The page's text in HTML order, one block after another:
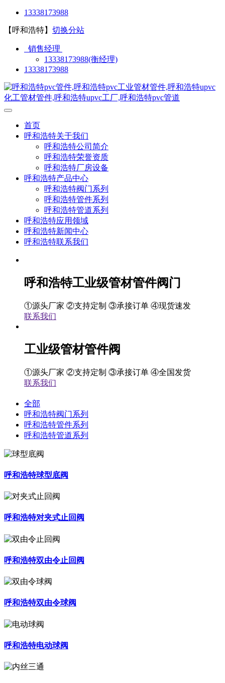
13338173988
【呼和浩特】 切换分站
销售经理
13338173988(衡经理)
13338173988
首页
呼和浩特关于我们
呼和浩特公司简介
呼和浩特荣誉资质
呼和浩特厂房设备
呼和浩特产品中心
呼和浩特阀门系列
呼和浩特管件系列
呼和浩特管道系列
呼和浩特应用领域
呼和浩特新闻中心
呼和浩特联系我们
呼和浩特工业级管材管件阀门
①源头厂家 ②支持定制 ③承接订单 ④现货速发
联系我们
工业级管材管件阀
①源头厂家 ②支持定制 ③承接订单 ④全国发货
联系我们
全部
呼和浩特阀门系列
呼和浩特管件系列
呼和浩特管道系列
呼和浩特球型底阀
呼和浩特对夹式止回阀
呼和浩特双由令止回阀
呼和浩特双由令球阀
呼和浩特电动球阀